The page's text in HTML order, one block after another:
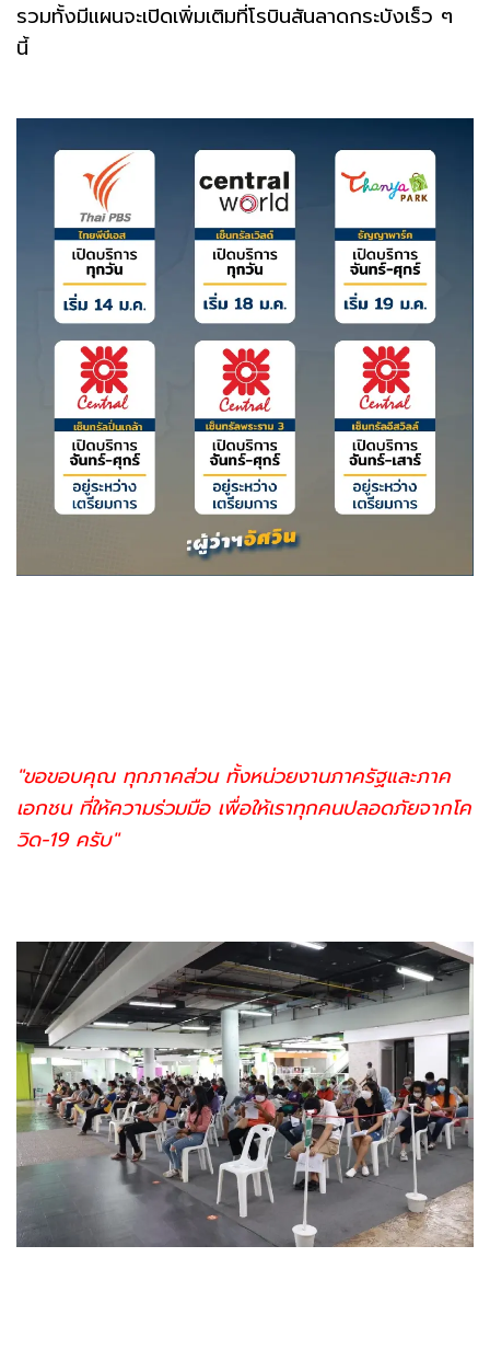
รวมทั้งมีแผนจะเปิดเพิ่มเติมที่โรบินสันลาดกระบังเร็ว ๆ
นี้
"ขอขอบคุณ ทุกภาคส่วน ทั้งหน่วยงานภาครัฐและภาค
เอกชน ที่ให้ความร่วมมือ เพื่อให้เราทุกคนปลอดภัยจากโค
วิด-19 ครับ"